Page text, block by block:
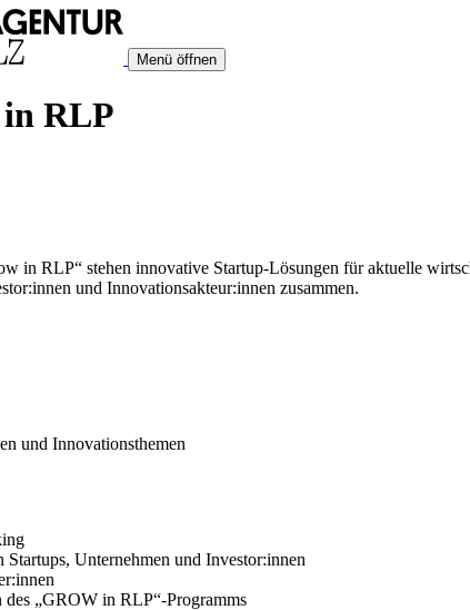
Menü öffnen
RLP
in RLP“ stehen innovative Startup-Lösungen für aktuelle
und Innovationsakteur:innen zusammen.
und Innovationsthemen
Startups, Unternehmen und Investor:innen
des „GROW in RLP“-Programms